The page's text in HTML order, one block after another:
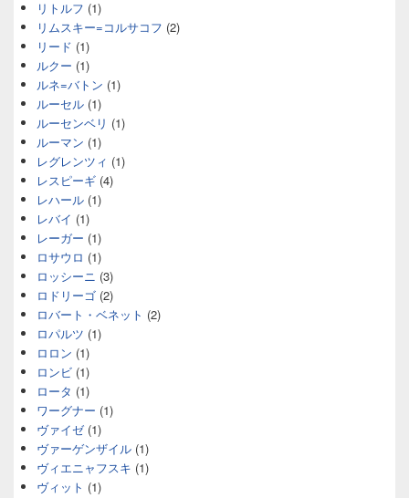
リトルフ (1)
リムスキー=コルサコフ (2)
リード (1)
ルクー (1)
ルネ=バトン (1)
ルーセル (1)
ルーセンベリ (1)
ルーマン (1)
レグレンツィ (1)
レスピーギ (4)
レハール (1)
レバイ (1)
レーガー (1)
ロサウロ (1)
ロッシーニ (3)
ロドリーゴ (2)
ロバート・ベネット (2)
ロパルツ (1)
ロロン (1)
ロンビ (1)
ロータ (1)
ワーグナー (1)
ヴァイゼ(1)
ヴァーゲンザイル (1)
ヴィエニャフスキ (1)
ヴィット (1)